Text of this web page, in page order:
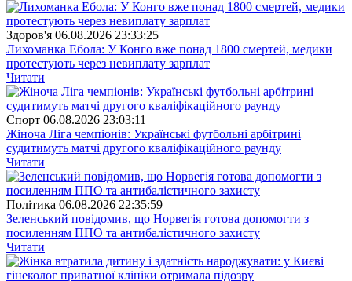
Здоров'я 06.08.2026 23:33:25
Лихоманка Ебола: У Конго вже понад 1800 смертей, медики
протестують через невиплату зарплат
Читати
Спорт 06.08.2026 23:03:11
Жіноча Ліга чемпіонів: Українські футбольні арбітрині
судитимуть матчі другого кваліфікаційного раунду
Читати
Полiтика 06.08.2026 22:35:59
Зеленський повідомив, що Норвегія готова допомогти з
посиленням ППО та антибалістичного захисту
Читати